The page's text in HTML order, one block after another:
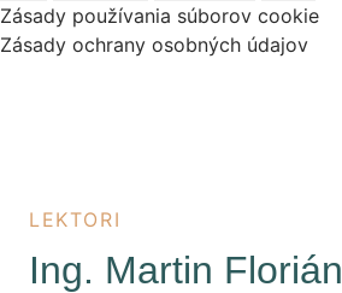
Zásady používania súborov cookie
Zásady ochrany osobných údajov
LEKTORI
Ing. Martin Florián